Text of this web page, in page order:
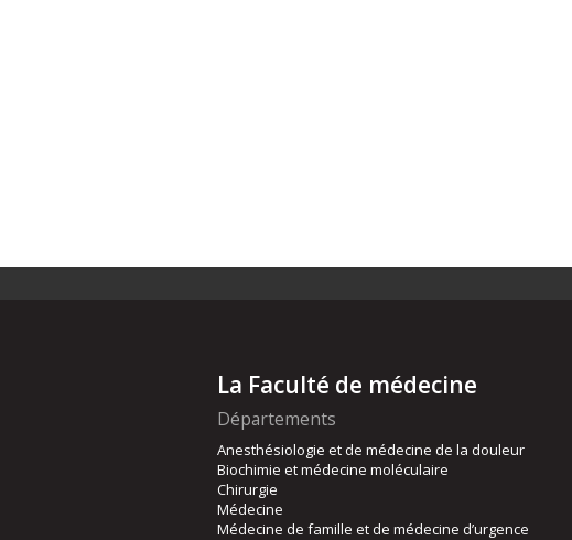
La Faculté de médecine
Départements
Anesthésiologie et de médecine de la douleur
Biochimie et médecine moléculaire
Chirurgie
Médecine
Médecine de famille et de médecine d’urgence